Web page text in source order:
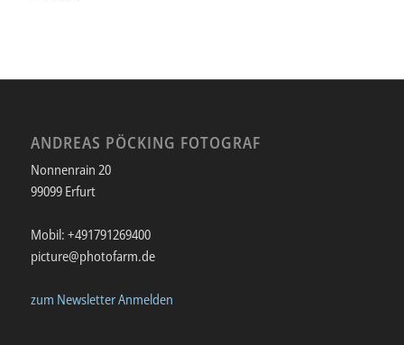
ANDREAS PÖCKING FOTOGRAF
Nonnenrain 20
99099 Erfurt
Mobil: +491791269400
picture@photofarm.de
zum Newsletter Anmelden